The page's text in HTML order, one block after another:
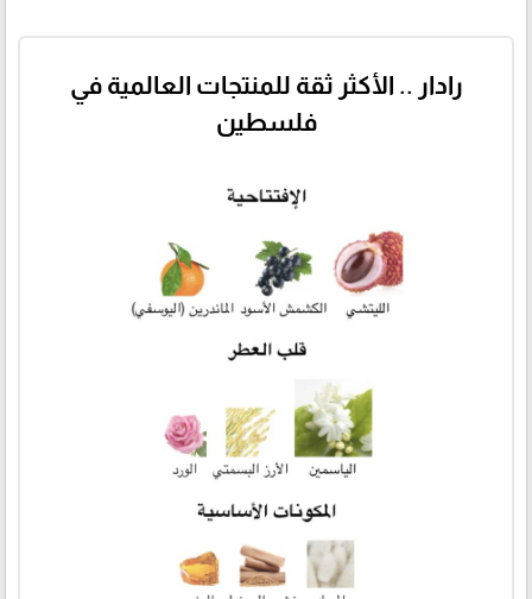
رادار .. الأكثر ثقة للمنتجات العالمية في
فلسطين